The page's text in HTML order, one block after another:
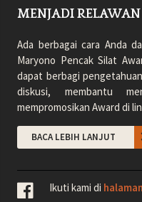
MENJADI RELAWAN
Ada berbagai cara Anda
Maryono Pencak Silat
dapat berbagi
diskusi, membantu
mempromosikan Award di
BACA LEBIH LANJUT
Ikuti kami di